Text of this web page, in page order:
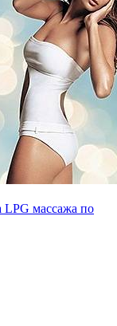
LPG массажа по